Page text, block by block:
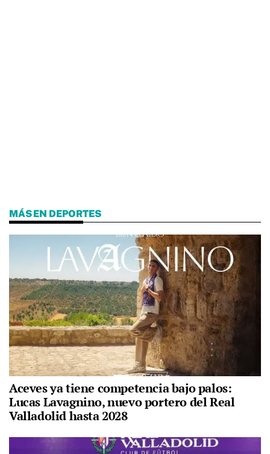
MÁS EN DEPORTES
Aceves ya tiene competencia bajo palos:
Lucas Lavagnino, nuevo portero del Real
Valladolid hasta 2028